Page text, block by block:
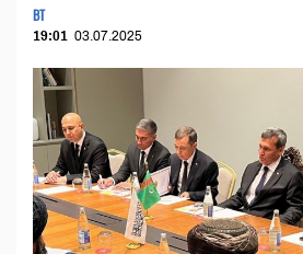
BT
19:01 03.07.2025